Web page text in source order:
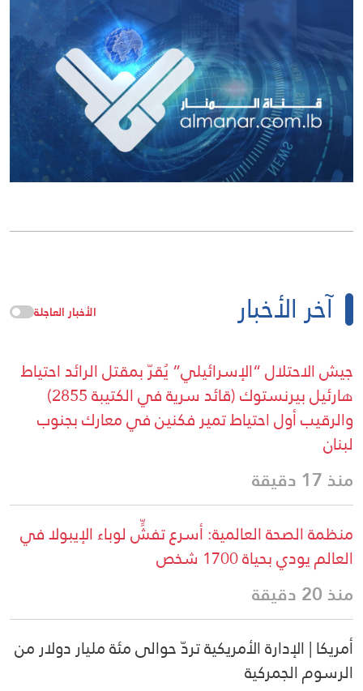
آخر الأخبار الأخبار العاجلة
جيش الاحتلال “الإسرائيلي” يُقرّ بمقتل الرائد احتياط
هارئيل بيرنستوك (قائد سرية في الكتيبة 2855)
والرقيب أول احتياط تمير فكنين في معارك بجنوب
لبنان
منذ 17 دقيقة
منظمة الصحة العالمية: أسرع تفشٍّ لوباء الإيبولا في
العالم يودي بحياة 1700 شخص
منذ 20 دقيقة
أمريكا | الإدارة الأمريكية تردّ حوالى مئة مليار دولار من
الرسوم الجمركية